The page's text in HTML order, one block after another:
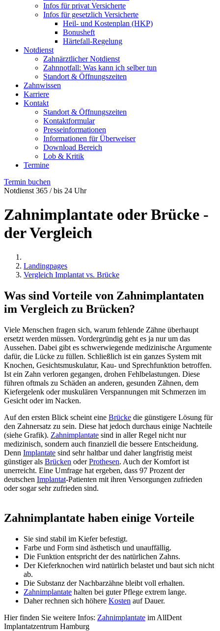
Infos für privat Versicherte
Infos für gesetzlich Versicherte
Heil- und Kostenplan (HKP)
Bonusheft
Härtefall-Regelung
Notdienst
Zahnärztlicher Notdienst
Zahnnotfall: Was kann ich selber tun
Standort & Öffnungszeiten
Zahnwissen
Karriere
Kontakt
Standort & Öffnungszeiten
Kontaktformular
Presseinformationen
Informationen für Überweiser
Download Bereich
Lob & Kritik
Termine
Termin buchen
Notdienst 365 / bis 24 Uhr
Zahnimplantate oder Brücke -
der Vergleich
Landingpages
Vergleich Implantat vs. Brücke
Was sind Vorteile von Zahnimplantaten
im Vergleich zu Brücken?
Viele Menschen fragen sich, warum fehlende Zähne überhaupt
ersetzt werden müssen. Vordergründig geht es ja nur um das
Aussehen. Dabei gibt es schwerwiegende medizinische Argumente
dafür, die Lücke zu füllen. Schließlich ist ein ganzes System mit
Knochen, Gesichtsmuskulatur, Kau- und Sprechfunktion betroffen.
Ist ein Zahn verloren gegangen, drohen Fehlbelastungen. Diese
führen oftmals zu Schäden an anderen, gesunden Zähnen, dem
Kiefergelenk oder muskulären Verspannungen mit Schmerzen im
Gesicht oder im Nacken.
Auf den ersten Blick scheint eine Brücke die günstigere Lösung für
den Zahnersatz zu sein. Diese hat jedoch durchaus einige Nachteile
(siehe Grafik). Zahnimplantate sind in aller Regel nicht nur
medizinisch, sondern auch finanziell die bessere Entscheidung.
Denn Implantate sind sehr haltbar und daher langfristig meist
günstiger als Brücken oderProthesen. Auch der Komfort ist
unerreicht. Eine Umfrage hat ergeben, dass 97 Prozent der
deutschen Implantat-Patienten mit ihren Versorgungen zufrieden
oder sogar sehr zufrieden sind.
Zahnimplantate haben einige Vorteile
Sie sind stabil im Kiefer befestigt.
Farbe und Form sind ästhetisch und unauffällig.
Die Funktion entspricht der des natürlichen Zahns.
Der Kieferknochen wird natürlich belastet und baut sich nicht
ab.
Die Substanz der Nachbarzähne bleibt voll erhalten.
Zahnimplantate halten bei guter Pflege extrem lange.
Daher rechnen sich höhere Kosten auf Dauer.
Hier finden Sie weitere Infos: Zahnimplantate im AllDent
Implantatzentrum Hamburg